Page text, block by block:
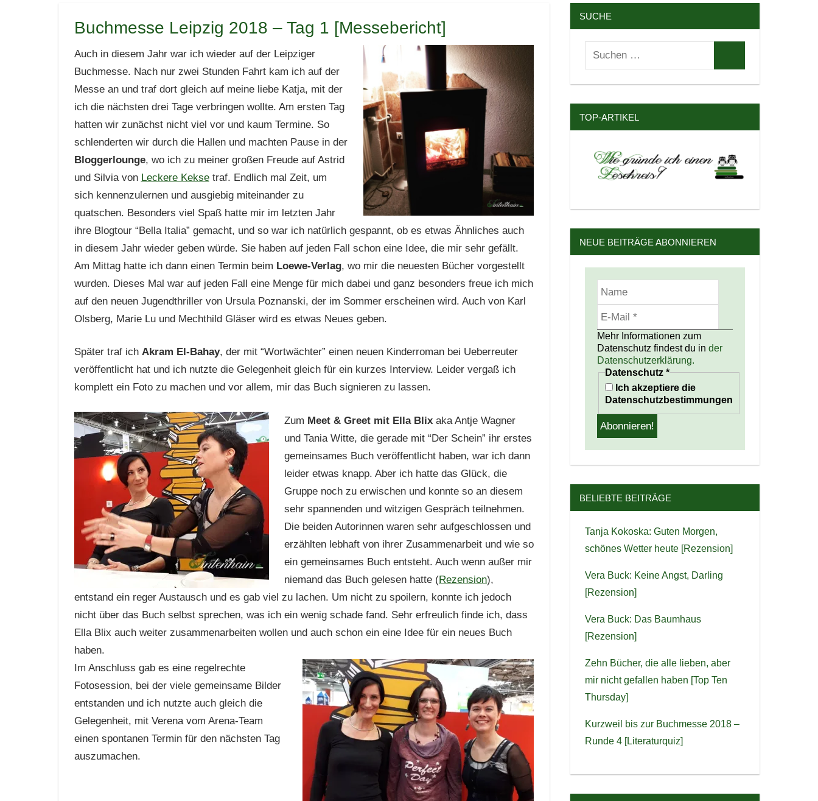
Buchmesse Leipzig 2018 – Tag 1 [Messebericht]
Auch in diesem Jahr war ich wieder auf der Leipziger
Buchmesse. Nach nur zwei Stunden Fahrt kam ich auf der
Messe an und traf dort gleich auf meine liebe Katja, mit der
ich die nächsten drei Tage verbringen wollte. Am ersten Tag
hatten wir zunächst nicht viel vor und kaum Termine. So
schlenderten wir durch die Hallen und machten Pause in der
Bloggerlounge, wo ich zu meiner großen Freude auf Astrid
und Silvia von Leckere Keksetraf. Endlich mal Zeit, um
sich kennenzulernen und ausgiebig miteinander zu
quatschen. Besonders viel Spaß hatte mir im letzten Jahr
ihre Blogtour “Bella Italia” gemacht, und so war ich natürlich gespannt, ob es etwas Ähnliches auch
in diesem Jahr wieder geben würde. Sie haben auf jeden Fall schon eine Idee, die mir sehr gefällt.
Am Mittag hatte ich dann einen Termin beim Loewe-Verlag, wo mir die neuesten Bücher vorgestellt
wurden. Dieses Mal war auf jeden Fall eine Menge für mich dabei und ganz besonders freue ich mich
auf den neuen Jugendthriller von Ursula Poznanski, der im Sommer erscheinen wird. Auch von Karl
Olsberg, Marie Lu und Mechthild Gläser wird es etwas Neues geben.
Später traf ich Akram El-Bahay, der mit “Wortwächter” einen neuen Kinderroman bei Ueberreuter
veröffentlicht hat und ich nutzte die Gelegenheit gleich für ein kurzes Interview. Leider vergaß ich
komplett ein Foto zu machen und vor allem, mir das Buch signieren zu lassen.
Zum Meet & Greet mit Ella Blix aka Antje Wagner
und Tania Witte, die gerade mit “Der Schein” ihr erstes
gemeinsames Buch veröffentlicht haben, war ich dann
leider etwas knapp. Aber ich hatte das Glück, die
Gruppe noch zu erwischen und konnte so an diesem
sehr spannenden und witzigen Gespräch teilnehmen.
Die beiden Autorinnen waren sehr aufgeschlossen und
erzählten lebhaft von ihrer Zusammenarbeit und wie so
ein gemeinsames Buch entsteht. Auch wenn außer mir
niemand das Buch gelesen hatte (Rezension),
entstand ein reger Austausch und es gab viel zu lachen. Um nicht zu spoilern, konnte ich jedoch
nicht über das Buch selbst sprechen, was ich ein wenig schade fand. Sehr erfreulich finde ich, dass
Ella Blix auch weiter zusammenarbeiten wollen und auch schon ein eine Idee für ein neues Buch
haben.
Im Anschluss gab es eine regelrechte
Fotosession, bei der viele gemeinsame Bilder
entstanden und ich nutzte auch gleich die
Gelegenheit, mit Verena vom Arena-Team
einen spontanen Termin für den nächsten Tag
auszumachen.
SUCHE
Suchen
nach:
TOP-ARTIKEL
NEUE BEITRÄGE ABONNIEREN
Mehr Informationen zum
Datenschutz findest du in der
Datenschutzerklärung.
Datenschutz *
Ich akzeptiere die
Datenschutzbestimmungen
BELIEBTE BEITRÄGE
Tanja Kokoska: Guten Morgen,
schönes Wetter heute [Rezension]
Vera Buck: Keine Angst, Darling
[Rezension]
Vera Buck: Das Baumhaus
[Rezension]
Zehn Bücher, die alle lieben, aber
mir nicht gefallen haben [Top Ten
Thursday]
Kurzweil bis zur Buchmesse 2018 –
Runde 4 [Literaturquiz]